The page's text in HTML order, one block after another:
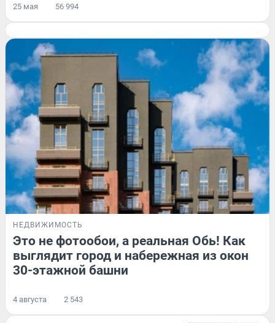
25 мая 56 994
НЕДВИЖИМОСТЬ
Это не фотообои, а реальная Обь! Как
выглядит город и набережная из окон
30-этажной башни
4 августа 2 543